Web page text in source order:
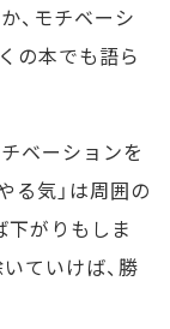
、モチベーシ
の本でも語ら
ベーションを
る気」は周囲の
下がりもしま
ていけば、勝